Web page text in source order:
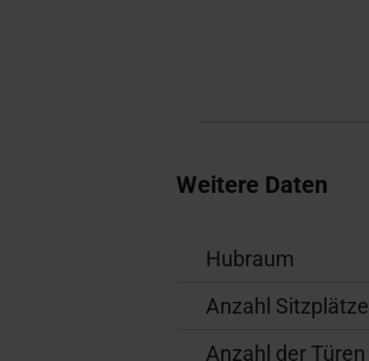
Weitere Daten
Hubraum
Anzahl Sitzplätze
Anzahl der Türen